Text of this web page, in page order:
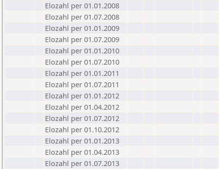
Elozahl per 01.01.2008
Elozahl per 01.07.2008
Elozahl per 01.01.2009
Elozahl per 01.07.2009
Elozahl per 01.01.2010
Elozahl per 01.07.2010
Elozahl per 01.01.2011
Elozahl per 01.07.2011
Elozahl per 01.01.2012
Elozahl per 01.04.2012
Elozahl per 01.07.2012
Elozahl per 01.10.2012
Elozahl per 01.01.2013
Elozahl per 01.04.2013
Elozahl per 01.07.2013